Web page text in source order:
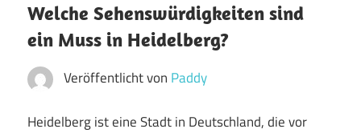
Welche Sehenswürdigkeiten sind
ein Muss in Heidelberg?
Veröffentlicht von Paddy
Heidelberg ist eine Stadt in Deutschland, die vor